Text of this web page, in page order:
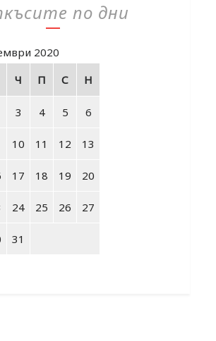
по дни
2020
Ч П С Н
3 4 5 6
10 11 12 13
17 18 19 20
24 25 26 27
31